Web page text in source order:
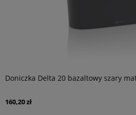
Doniczka Delta 20 bazaltowy szary
160,20 zł